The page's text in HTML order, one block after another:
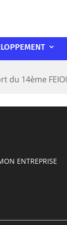
du 14ème FEIOI
ENTREPRISE